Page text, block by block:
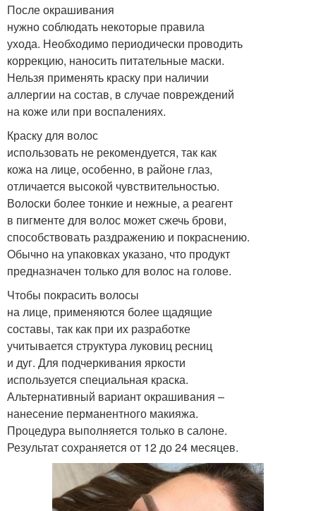
После окрашивания
нужно соблюдать некоторые правила
ухода. Необходимо периодически проводить
коррекцию, наносить питательные маски.
Нельзя применять краску при наличии
аллергии на состав, в случае повреждений
на коже или при воспалениях.
Краску для волос
использовать не рекомендуется, так как
кожа на лице, особенно, в районе глаз,
отличается высокой чувствительностью.
Волоски более тонкие и нежные, а реагент
в пигменте для волос может сжечь брови,
способствовать раздражению и покраснению.
Обычно на упаковках указано, что продукт
предназначен только для волос на голове.
Чтобы покрасить волосы
на лице, применяются более щадящие
составы, так как при их разработке
учитывается структура луковиц ресниц
и дуг. Для подчеркивания яркости
используется специальная краска.
Альтернативный вариант окрашивания –
нанесение перманентного макияжа.
Процедура выполняется только в салоне.
Результат сохраняется от 12 до 24 месяцев.